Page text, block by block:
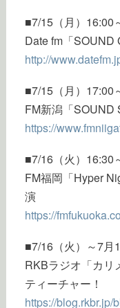
■7/15（月）16:00
Date fm「SOUND
http://
■7/15（月）17:00
FM新潟「SOUND
https://
■7/16（火）16:30
FM福岡「Hyper
演
https://
■7/16（火）～7月
RKBラジオ「カリ
ティーチャー！
https://blog.rkbr.jp/